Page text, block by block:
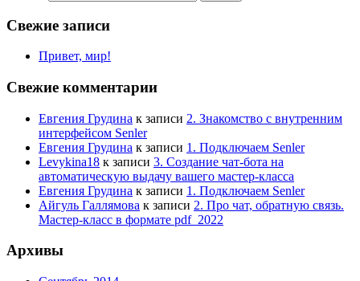
Свежие записи
Привет, мир!
Свежие комментарии
Евгения Грудина к записи 2. Знакомство с внутренним
интерфейсом Senler
Евгения Грудина к записи 1. Подключаем Senler
Levykina18 к записи 3. Создание чат-бота на
автоматическую выдачу вашего мастер-класса
Евгения Грудина к записи 1. Подключаем Senler
Айгуль Галлямова к записи 2. Про чат, обратную связь.
Мастер-класс в формате pdf_2022
Архивы